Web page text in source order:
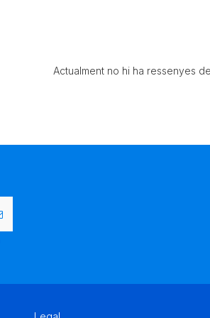
Actualment no hi ha ressenyes